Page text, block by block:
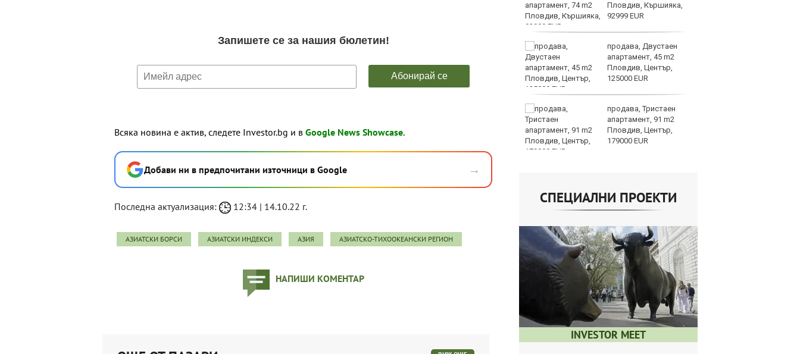
Всяка новина е актив, следете Investor.bg и в Google News Showcase.
Добави ни в предпочитани източници в Google →
Последна актуализация: 12:34 | 14.10.22 г.
АЗИАТСКИ БОРСИ АЗИАТСКИ ИНДЕКСИ АЗИЯ АЗИАТСКО-ТИХООКЕАНСКИ РЕГИОН
НАПИШИ КОМЕНТАР
изпълнители ще пеят
на празника на Варна
растителна защита
Пловдив, Кършияка,
92999 EUR
продава, Двустаен
апартамент, 45 m2
Пловдив, Център,
125000 EUR
продава, Тристаен
апартамент, 91 m2
Пловдив, Център,
179000 EUR
СПЕЦИАЛНИ ПРОЕКТИ
INVESTOR MEET